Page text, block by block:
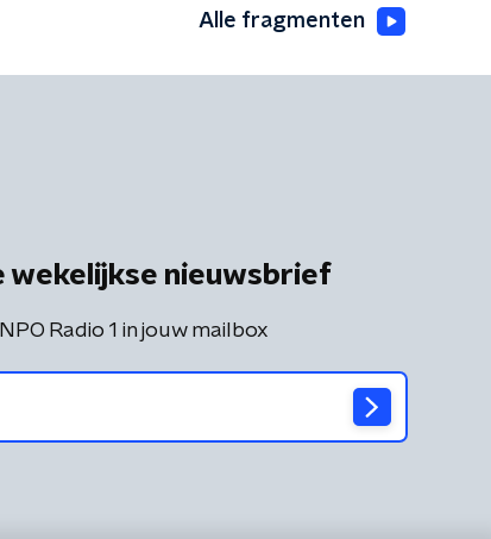
Alle fragmenten
wekelijkse nieuwsbrief
Radio 1 in jouw mailbox